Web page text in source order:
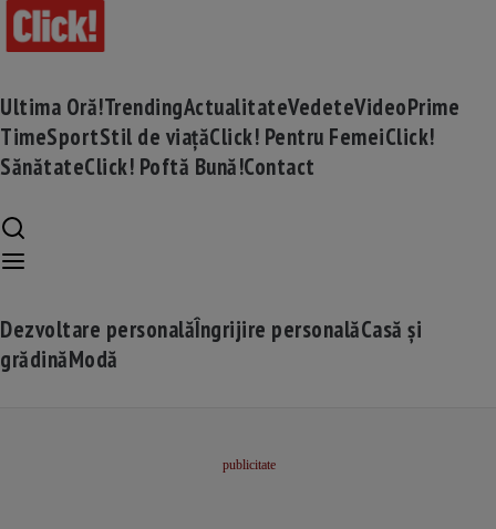
Ultima Oră!TrendingActualitateVedeteVideoPrime
TimeSportStil de viațăClick! Pentru FemeiClick!
SănătateClick! Poftă Bună!Contact
Dezvoltare personalăÎngrijire personalăCasă și
grădinăModă